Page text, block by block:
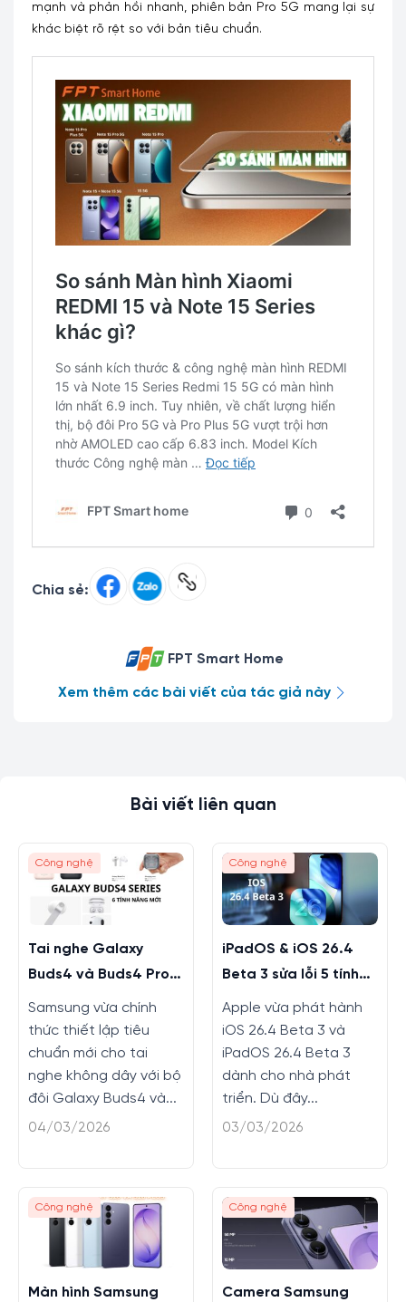
mạnh và phản hồi nhanh, phiên bản Pro 5G mang lại sự
khác biệt rõ rệt so với bản tiêu chuẩn.
Chia sẻ:
FPT Smart Home
Xem thêm các bài viết của tác giả này
Bài viết liên quan
Công nghệ
Tai nghe Galaxy
Buds4 và Buds4 Pro
màu mới, tính năng
mới
Samsung vừa chính
thức thiết lập tiêu
chuẩn mới cho tai
nghe không dây với bộ
đôi Galaxy Buds4 và...
04/03/2026
Công nghệ
iPadOS & iOS 26.4
Beta 3 sửa lỗi 5 tính
năng
Apple vừa phát hành
iOS 26.4 Beta 3 và
iPadOS 26.4 Beta 3
dành cho nhà phát
triển. Dù đây...
03/03/2026
Công nghệ
Màn hình Samsung
Công nghệ
Camera Samsung